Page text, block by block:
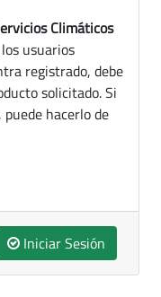
Climáticos
usuarios
registrado, debe
solicitado. Si
hacerlo de
Iniciar Sesión